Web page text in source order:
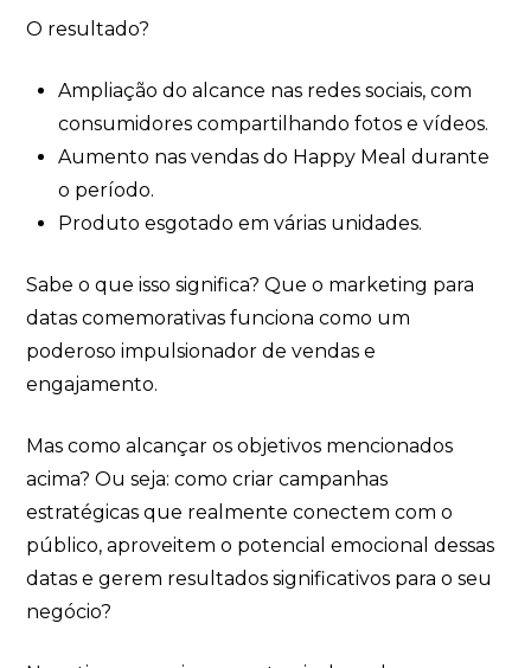
O resultado?
Ampliação do alcance nas redes sociais, com
consumidores compartilhando fotos e vídeos.
Aumento nas vendas do Happy Meal durante
o período.
Produto esgotado em várias unidades.
Sabe o que isso significa? Que o marketing para
datas comemorativas funciona como um
poderoso impulsionador de vendas e
engajamento.
Mas como alcançar os objetivos mencionados
acima? Ou seja: como criar campanhas
estratégicas que realmente conectem com o
público, aproveitem o potencial emocional dessas
datas e gerem resultados significativos para o seu
negócio?